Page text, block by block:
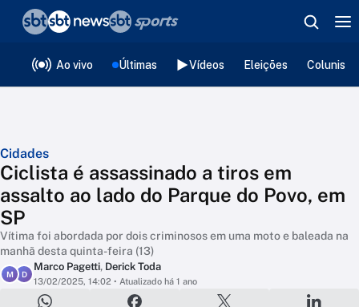
Ao vivo Últimas Vídeos Eleições
Cidades
Ciclista é assassinado a tiros em
assalto ao lado do Parque do Povo, em
SP
Vítima foi abordada por dois criminosos em uma moto e baleada na
manhã desta quinta-feira (13)
M D
Marco Pagetti, Derick Toda
13/02/2025, 14:02 • Atualizado há 1 ano
❮voltar
Editorias